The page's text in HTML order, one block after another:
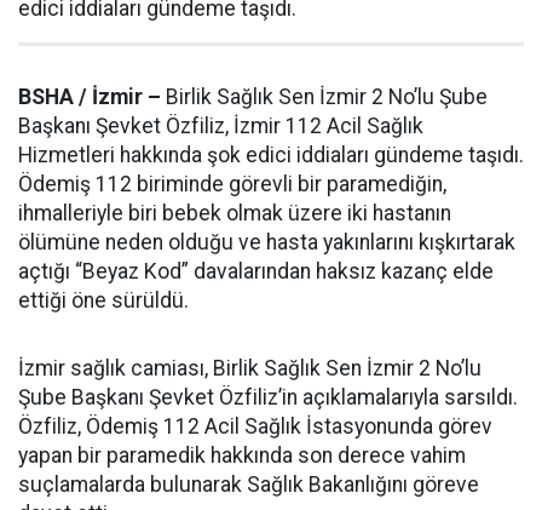
edici iddiaları gündeme taşıdı.
BSHA / İzmir – Birlik Sağlık Sen İzmir 2 No’lu Şube
Başkanı Şevket Özfiliz, İzmir 112 Acil Sağlık
Hizmetleri hakkında şok edici iddiaları gündeme taşıdı.
Ödemiş 112 biriminde görevli bir paramediğin,
ihmalleriyle biri bebek olmak üzere iki hastanın
ölümüne neden olduğu ve hasta yakınlarını kışkırtarak
açtığı “Beyaz Kod” davalarından haksız kazanç elde
ettiği öne sürüldü.
İzmir sağlık camiası, Birlik Sağlık Sen İzmir 2 No’lu
Şube Başkanı Şevket Özfiliz’in açıklamalarıyla sarsıldı.
Özfiliz, Ödemiş 112 Acil Sağlık İstasyonunda görev
yapan bir paramedik hakkında son derece vahim
suçlamalarda bulunarak Sağlık Bakanlığını göreve